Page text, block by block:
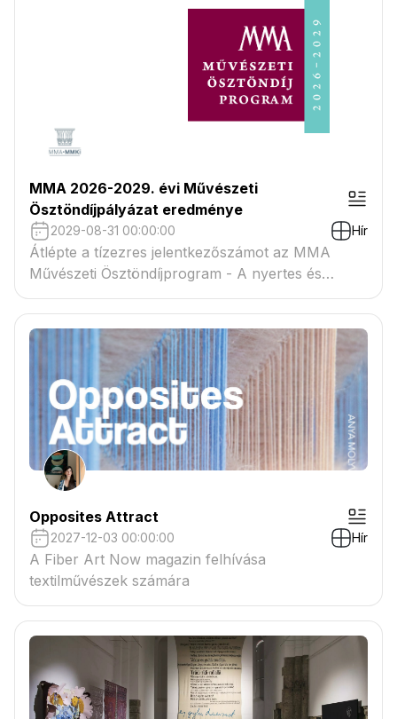
MMA 2026-2029. évi Művészeti
Ösztöndíjpályázat eredménye
2029-08-31 00:00:00 Hír
Átlépte a tízezres jelentkezőszámot az MMA
Művészeti Ösztöndíjprogram - A nyertes és
tartaléklistás pályázók névsora megtekinthető a
csatolmányban
Opposites Attract
2027-12-03 00:00:00 Hír
A Fiber Art Now magazin felhívása
textilművészek számára